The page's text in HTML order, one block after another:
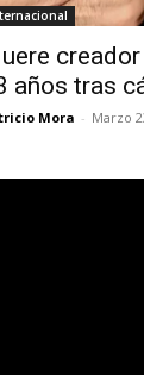
años tras
Mora - Marzo